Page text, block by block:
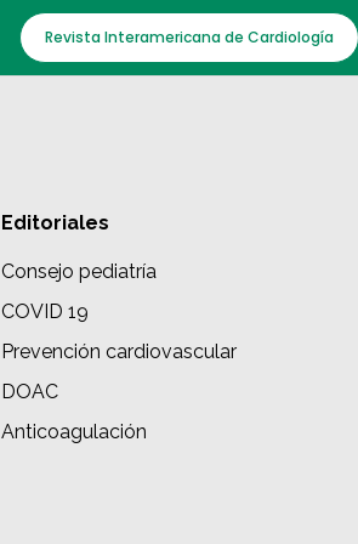
Revista Interamericana de Cardiología
Editoriales
Consejo pediatría
COVID 19
Prevención cardiovascular
DOAC
Anticoagulación